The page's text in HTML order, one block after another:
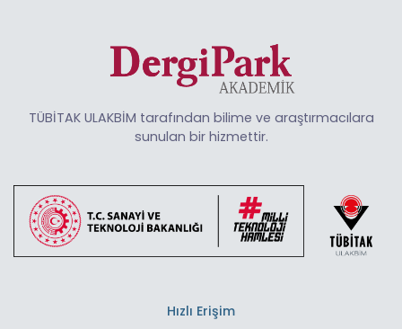
TÜBİTAK ULAKBİM tarafından bilime ve araştırmacılara
sunulan bir hizmettir.
Hızlı Erişim